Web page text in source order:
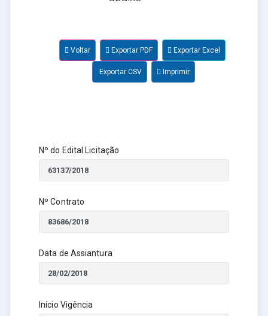
Voltar Exportar PDF Exportar Excel
Exportar CSV Imprimir
Nº do Edital Licitação
Nº Contrato
Data de Assiantura
Início Vigência